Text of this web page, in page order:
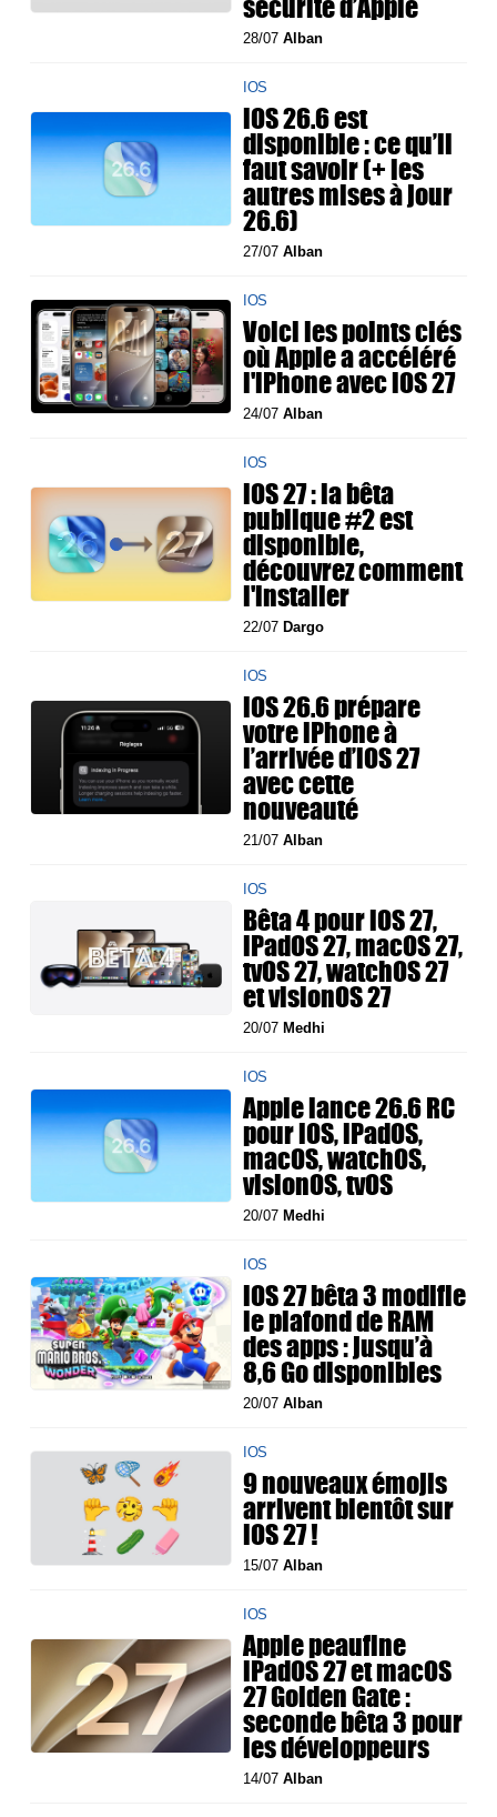
28/07Alban
IOS
iOS 26.6 est
disponible : ce qu’il
faut savoir (+ les
autres mises à jour
26.6)
27/07Alban
IOS
Voici les points clés
où Apple a accéléré
l'iPhone avec iOS 27
24/07Alban
IOS
iOS 27 : la bêta
publique #2 est
disponible,
découvrez comment
l'installer
22/07Dargo
IOS
iOS 26.6 prépare
votre iPhone à
l’arrivée d’iOS 27
avec cette
nouveauté
21/07Alban
IOS
Bêta 4 pour iOS 27,
iPadOS 27, macOS 27,
tvOS 27, watchOS 27
et visionOS 27
20/07Medhi
IOS
Apple lance 26.6 RC
pour iOS, iPadOS,
macOS, watchOS,
visionOS, tvOS
20/07Medhi
IOS
iOS 27 bêta 3 modifie
le plafond de RAM
des apps : jusqu’à
8,6 Go disponibles
20/07Alban
IOS
9 nouveaux émojis
arrivent bientôt sur
iOS 27 !
15/07Alban
IOS
Apple peaufine
iPadOS 27 et macOS
27 Golden Gate :
seconde bêta 3 pour
les développeurs
14/07Alban